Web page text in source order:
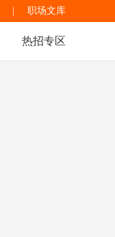
职场文库
热招专区